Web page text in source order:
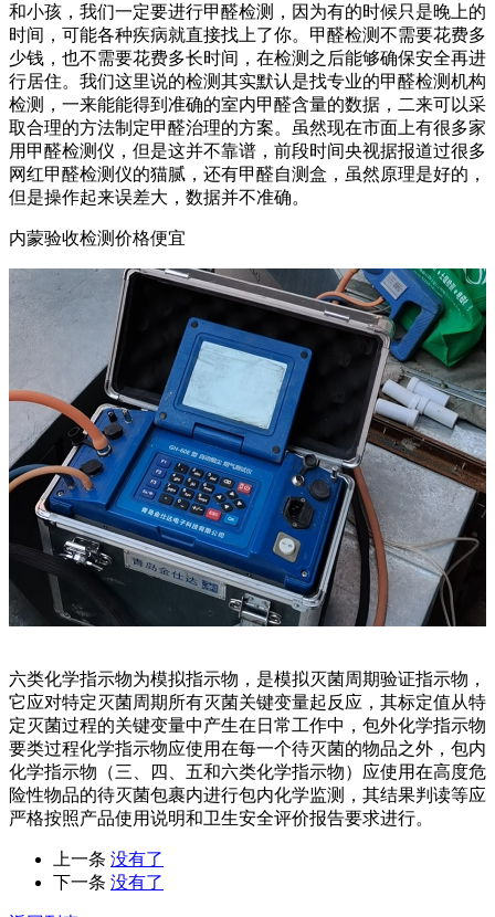
和小孩，我们一定要进行甲醛检测，因为有的时候只是晚上的
时间，可能各种疾病就直接找上了你。甲醛检测不需要花费多
少钱，也不需要花费多长时间，在检测之后能够确保安全再进
行居住。我们这里说的检测其实默认是找专业的甲醛检测机构
检测，一来能能得到准确的室内甲醛含量的数据，二来可以采
取合理的方法制定甲醛治理的方案。虽然现在市面上有很多家
用甲醛检测仪，但是这并不靠谱，前段时间央视据报道过很多
网红甲醛检测仪的猫腻，还有甲醛自测盒，虽然原理是好的，
但是操作起来误差大，数据并不准确。
内蒙验收检测价格便宜
六类化学指示物为模拟指示物，是模拟灭菌周期验证指示物，
它应对特定灭菌周期所有灭菌关键变量起反应，其标定值从特
定灭菌过程的关键变量中产生在日常工作中，包外化学指示物
要类过程化学指示物应使用在每一个待灭菌的物品之外，包内
化学指示物（三、四、五和六类化学指示物）应使用在高度危
险性物品的待灭菌包裹内进行包内化学监测，其结果判读等应
严格按照产品使用说明和卫生安全评价报告要求进行。
上一条 没有了
下一条 没有了